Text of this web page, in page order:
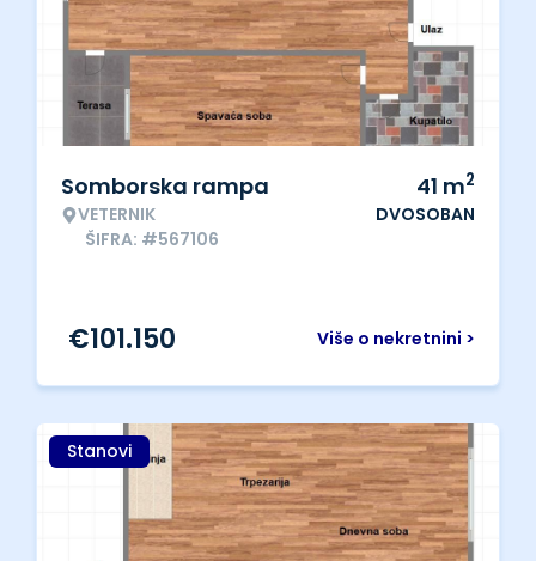
Somborska rampa
VETERNIK
ŠIFRA: #567106
41 m2
DVOSOBAN
Više o nekretnini >
€101.150
Stanovi